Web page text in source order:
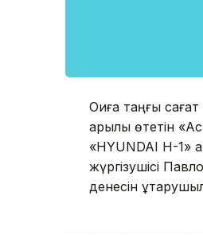
Оқиға таңғы
арқылы өтетін
«HYUNDAI H-1»
жүргізушісі
денесін